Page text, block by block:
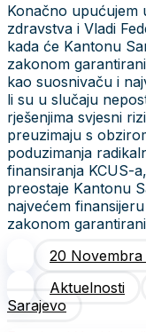
Konačno upućujem
zdravstva i Vladi
kada će Kantonu
zakonom
kao suosnivaču i
li su u slučaju
rješenjima svjesni
preuzimaju s
poduzimanja
finansiranja KCUS-
preostaje Kantonu
najvećem
zakonom
20 Novembra
Aktuelnosti
Sarajevo